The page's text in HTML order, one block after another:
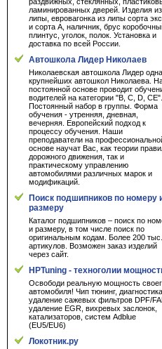
ламинированных дверей. Изделия из
липы, евровагонка из липы сорта
и сорта А, наличник, брус
плинтус, уголок, полок. Установка и
доставка по всей России.
Автошкола Лидер Николаев
Николаевская автошкола Лидер
крупнейших автошкол Николаева.
постоянной основе проводит
водителей на категории "B, C, D, CE".
Постоянный набор в группы. Форма
обучения - утренняя, дневная,
вечерняя. Европейский подход к
процессу обучения. Наши
преподаватели на
основе научат Вас, как теории
дорожного движения, так и
практическому управлению
автомобилями различных марок и
модификаций.
Поиск подшипников по номеру
размеру
Каталог подшипников – поиск по
и размеру, в том числе поиск по
оригинальным кодам. Более 200 тыс.
артикулов. Возможен заказ изделий
через сайт.
HPTuning - техноголии
Освободи реальную мощность
автомобиля! Чип тюнинг, диагностика,
удаление сажевых фильтров DPF/
удаление EGR, вихревых заслонок,
катализаторов, систем Adblue
(EU5/EU6)
Локотник.ру